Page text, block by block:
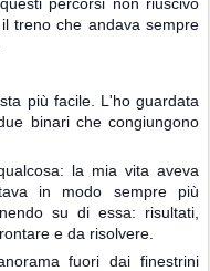
treno che andava sempre
più facile. L'ho guardata
binari che congiungono
la mia vita aveva
in modo sempre più
su di essa: risultati,
e da risolvere.
fuori dai finestrini